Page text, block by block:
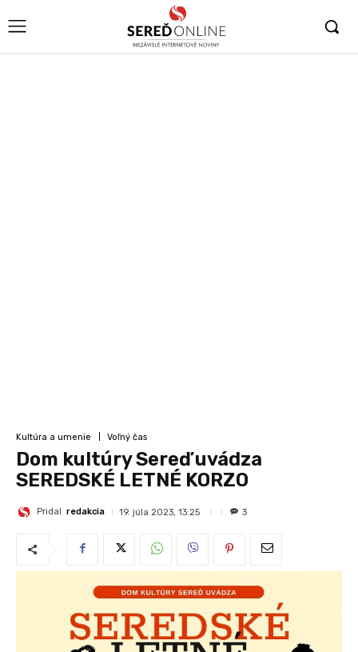
Kultúra a umenie Voľný čas
Dom kultúry Sereď uvádza
SEREDSKÉ LETNÉ KORZO
Pridal redakcia 19. júla 2023, 13:25 3